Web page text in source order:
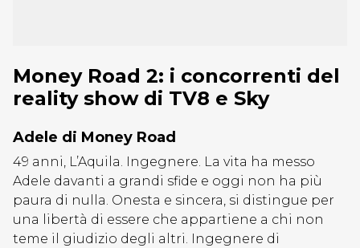
Money Road 2: i concorrenti del
reality show di TV8 e Sky
Adele di Money Road
49 anni, L’Aquila. Ingegnere. La vita ha messo
Adele davanti a grandi sfide e oggi non ha più
paura di nulla. Onesta e sincera, si distingue per
una libertà di essere che appartiene a chi non
teme il giudizio degli altri. Ingegnere di